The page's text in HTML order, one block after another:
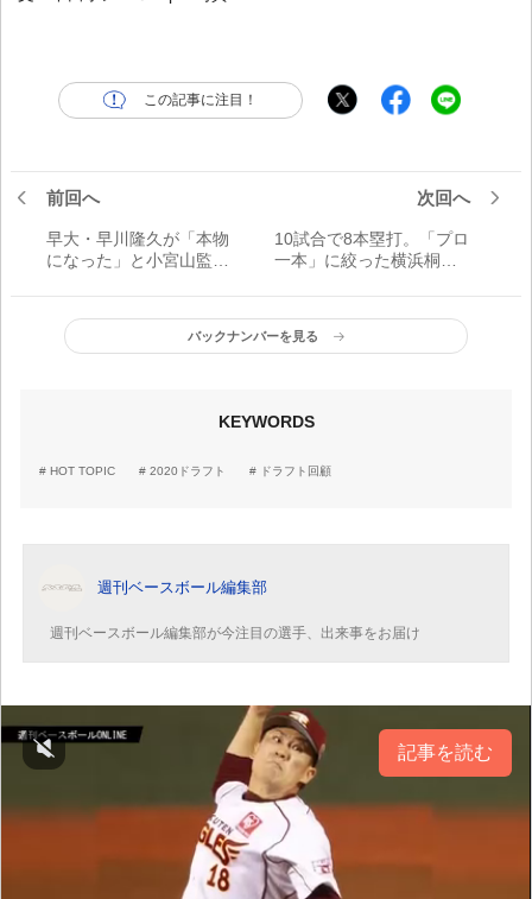
この記事に注目！
前回へ
早大・早川隆久が「本物
になった」と小宮山監督
次回へ
10試合で8本塁打。「プロ
一本」に絞った横浜桐蔭
バックナンバーを見る
KEYWORDS
HOT TOPIC 2020ドラフト ドラフト回顧
週刊ベースボール編集部
週刊ベースボール編集部が今注目の選手、出来事をお届け
記事を読む